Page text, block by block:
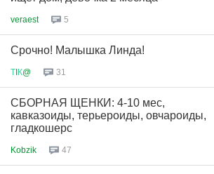
veraest 5
Срочно! Малышка Линда!
ТIК@ 31
СБОРНАЯ ЩЕНКИ: 4-10 мес,
кавказоиды, терьероиды, овчароиды,
гладкошерс
Kobzik 47